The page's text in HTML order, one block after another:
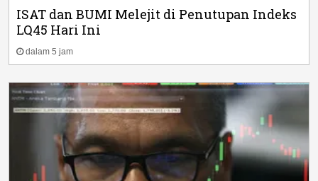
ISAT dan BUMI Melejit di Penutupan Indeks
LQ45 Hari Ini
dalam 5 jam